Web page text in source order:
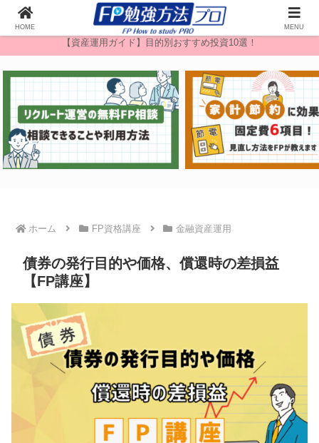
無料FP相談
【資産運用ガイド】目的別おすすめ投資10選！
ホーム FP資格講座 金融資産運用
債券の発行目的や価格、償還時の差損益
【FP講座】
HOME MENU